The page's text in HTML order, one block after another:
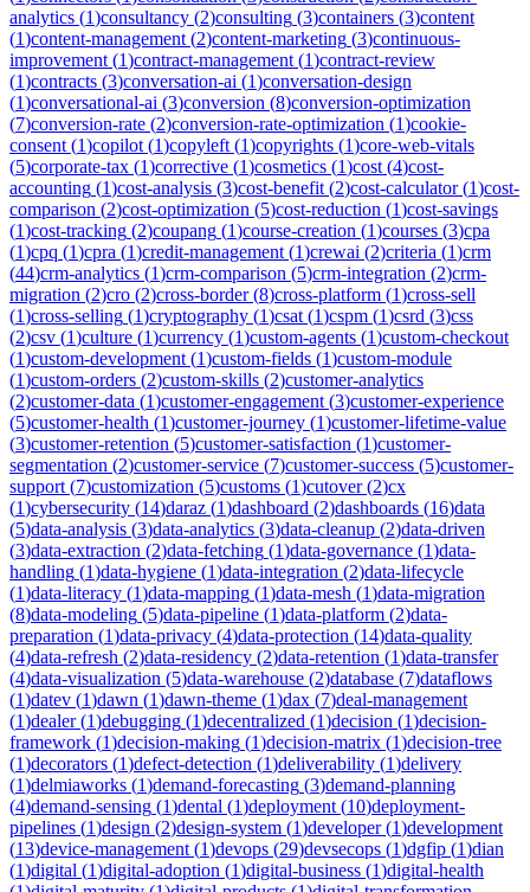
analytics (1)consultancy (2)consulting (3)containers (3)content
(1)content-management (2)content-marketing (3)continuous-
improvement (1)contract-management (1)contract-review
(1)contracts (3)conversation-ai (1)conversation-design
(1)conversational-ai (3)conversion (8)conversion-optimization
(7)conversion-rate (2)conversion-rate-optimization (1)cookie-
consent (1)copilot (1)copyleft (1)copyrights (1)core-web-vitals
(5)corporate-tax (1)corrective (1)cosmetics (1)cost (4)cost-
accounting (1)cost-analysis (3)cost-benefit (2)cost-calculator(1)cost-
comparison (2)cost-optimization (5)cost-reduction (1)cost-savings
(1)cost-tracking (2)coupang (1)course-creation (1)courses (3)cpa
(1)cpq (1)cpra (1)credit-management (1)crewai (2)criteria (1)crm
(44)crm-analytics (1)crm-comparison (5)crm-integration (2)crm-
migration (2)cro (2)cross-border(8)cross-platform (1)cross-sell
(1)cross-selling (1)cryptography (1)csat (1)cspm (1)csrd (3)css
(2)csv (1)culture (1)currency (1)custom-agents (1)custom-checkout
(1)custom-development (1)custom-fields (1)custom-module
(1)custom-orders (2)custom-skills (2)customer-analytics
(2)customer-data (1)customer-engagement (3)customer-experience
(5)customer-health (1)customer-journey (1)customer-lifetime-value
(3)customer-retention (5)customer-satisfaction (1)customer-
segmentation (2)customer-service (7)customer-success (5)customer-
support (7)customization (5)customs (1)cutover(2)cx
(1)cybersecurity (14)daraz (1)dashboard (2)dashboards (16)data
(5)data-analysis (3)data-analytics (3)data-cleanup (2)data-driven
(3)data-extraction (2)data-fetching (1)data-governance (1)data-
handling (1)data-hygiene (1)data-integration (2)data-lifecycle
(1)data-literacy (1)data-mapping (1)data-mesh (1)data-migration
(8)data-modeling (5)data-pipeline (1)data-platform (2)data-
preparation (1)data-privacy (4)data-protection (14)data-quality
(4)data-refresh (2)data-residency (2)data-retention (1)data-transfer
(4)data-visualization (5)data-warehouse (2)database (7)dataflows
(1)datev (1)dawn (1)dawn-theme (1)dax (7)deal-management
(1)dealer(1)debugging (1)decentralized (1)decision (1)decision-
framework (1)decision-making (1)decision-matrix (1)decision-tree
(1)decorators (1)defect-detection (1)deliverability (1)delivery
(1)delmiaworks (1)demand-forecasting (3)demand-planning
(4)demand-sensing (1)dental (1)deployment (10)deployment-
pipelines (1)design (2)design-system (1)developer(1)development
(13)device-management (1)devops (29)devsecops (1)dgfip (1)dian
(1)digital (1)digital-adoption (1)digital-business (1)digital-health